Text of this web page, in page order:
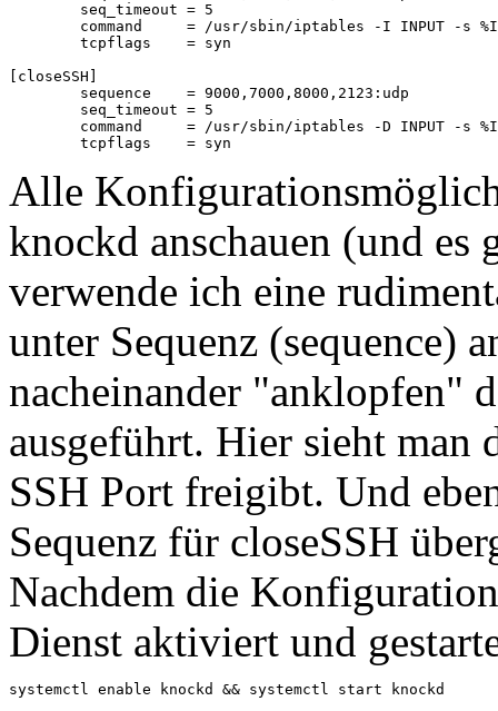
        seq_timeout = 5
command     = /usr/sbin/iptables -I INPUT -s
        tcpflags    = syn
[closeSSH]
        sequence    = 9000,7000,8000,2123:udp
        seq_timeout = 5
command     = /usr/sbin/iptables -D INPUT -s
        tcpflags    = syn
Alle
knockd anschauen (und
verwende ich eine
unter Sequenz (sequence)
nacheinander "anklopfen"
ausgeführt. Hier sieht man
SSH Port freigibt. Und
Sequenz für closeSSH
Nachdem die
Dienst aktiviert und
systemctl enable knockd && systemctl start knockd